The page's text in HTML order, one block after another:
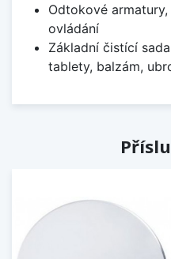
Odtokové
ovládání
Základní čistící
tablety, balzám,